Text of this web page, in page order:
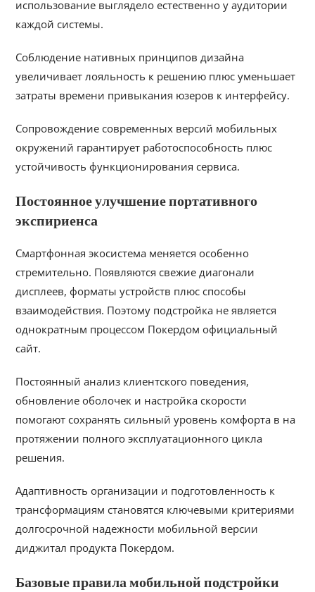
использование выглядело естественно у аудитории
каждой системы.
Соблюдение нативных принципов дизайна
увеличивает лояльность к решению плюс уменьшает
затраты времени привыкания юзеров к интерфейсу.
Сопровождение современных версий мобильных
окружений гарантирует работоспособность плюс
устойчивость функционирования сервиса.
Постоянное улучшение портативного
экспириенса
Смартфонная экосистема меняется особенно
стремительно. Появляются свежие диагонали
дисплеев, форматы устройств плюс способы
взаимодействия. Поэтому подстройка не является
однократным процессом Покердом официальный
сайт.
Постоянный анализ клиентского поведения,
обновление оболочек и настройка скорости
помогают сохранять сильный уровень комфорта в на
протяжении полного эксплуатационного цикла
решения.
Адаптивность организации и подготовленность к
трансформациям становятся ключевыми критериями
долгосрочной надежности мобильной версии
диджитал продукта Покердом.
Базовые правила мобильной подстройки